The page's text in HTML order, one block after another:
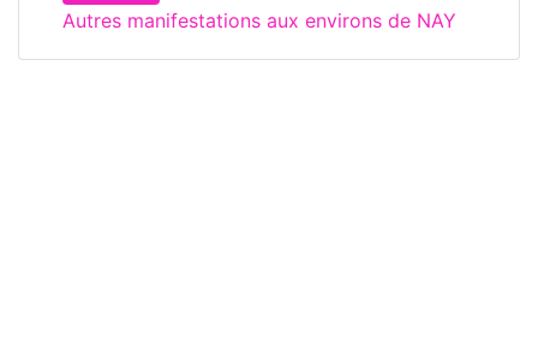
Autres manifestations aux environs de NAY